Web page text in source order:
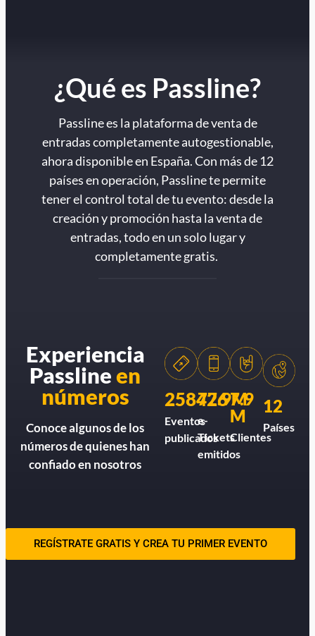
¿Qué es Passline?
Passline es la plataforma de venta de
entradas completamente autogestionable,
ahora disponible en España. Con más de 12
países en operación, Passline te permite
tener el control total de tu evento: desde la
creación y promoción hasta la venta de
entradas, todo en un solo lugar y
completamente gratis.
Experiencia
Passlineen
números
Conoce algunos de los
números de quienes han
confiado en nosotros
258426
Eventos
publicados
77.9M
e-
Tickets
emitidos
7.9
M
Clientes
12
Países
REGÍSTRATE GRATIS Y CREA TU PRIMER EVENTO